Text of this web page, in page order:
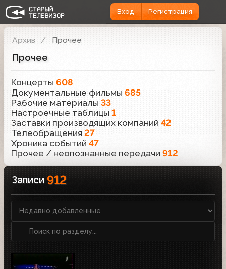
Вход Регистрация
Архив Прочее
Прочее
Концерты 608
Документальные фильмы 685
Рабочие материалы 33
Настроечные таблицы 1
Заставки производящих компаний 42
Телеобращения 27
Хроника событий 47
Прочее / неопознанные передачи 912
Записи 912